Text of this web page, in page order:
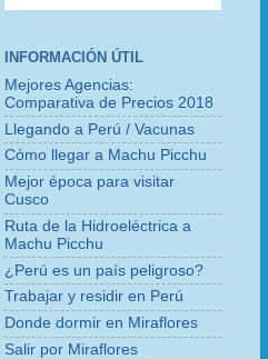
INFORMACIÓN ÚTIL
Mejores Agencias:
Comparativa de Precios 2018
Llegando a Perú / Vacunas
Cómo llegar a Machu Picchu
Mejor época para visitar
Cusco
Ruta de la Hidroeléctrica a
Machu Picchu
¿Perú es un país peligroso?
Trabajar y residir en Perú
Donde dormir en Miraflores
Salir por Miraflores